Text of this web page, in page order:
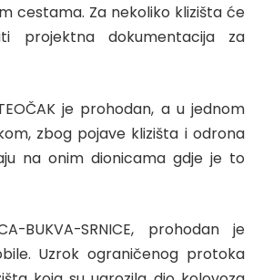
cestama. Za nekoliko klizišta će
projektna dokumentacija za
TEOČAK je prohodan, a u jednom
zbog pojave klizišta i odrona
na onim dionicama gdje je to
BUKVA-SRNICE, prohodan je
Uzrok ograničenog protoka